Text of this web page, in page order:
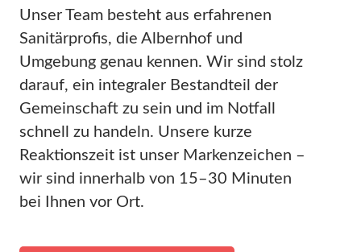
Unser Team besteht aus erfahrenen
Sanitärprofis, die Albernhof und
Umgebung genau kennen. Wir sind stolz
darauf, ein integraler Bestandteil der
Gemeinschaft zu sein und im Notfall
schnell zu handeln. Unsere kurze
Reaktionszeit ist unser Markenzeichen –
wir sind innerhalb von 15–30 Minuten
bei Ihnen vor Ort.